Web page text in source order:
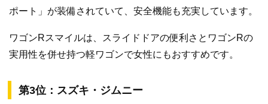
ポート」が装備されていて、安全機能も充実しています。
ワゴンRスマイルは、スライドドアの便利さとワゴンRの
実用性を併せ持つ軽ワゴンで女性にもおすすめです。
第3位：スズキ・ジムニー